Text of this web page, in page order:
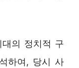
의 정치적 구
하여, 당시 사